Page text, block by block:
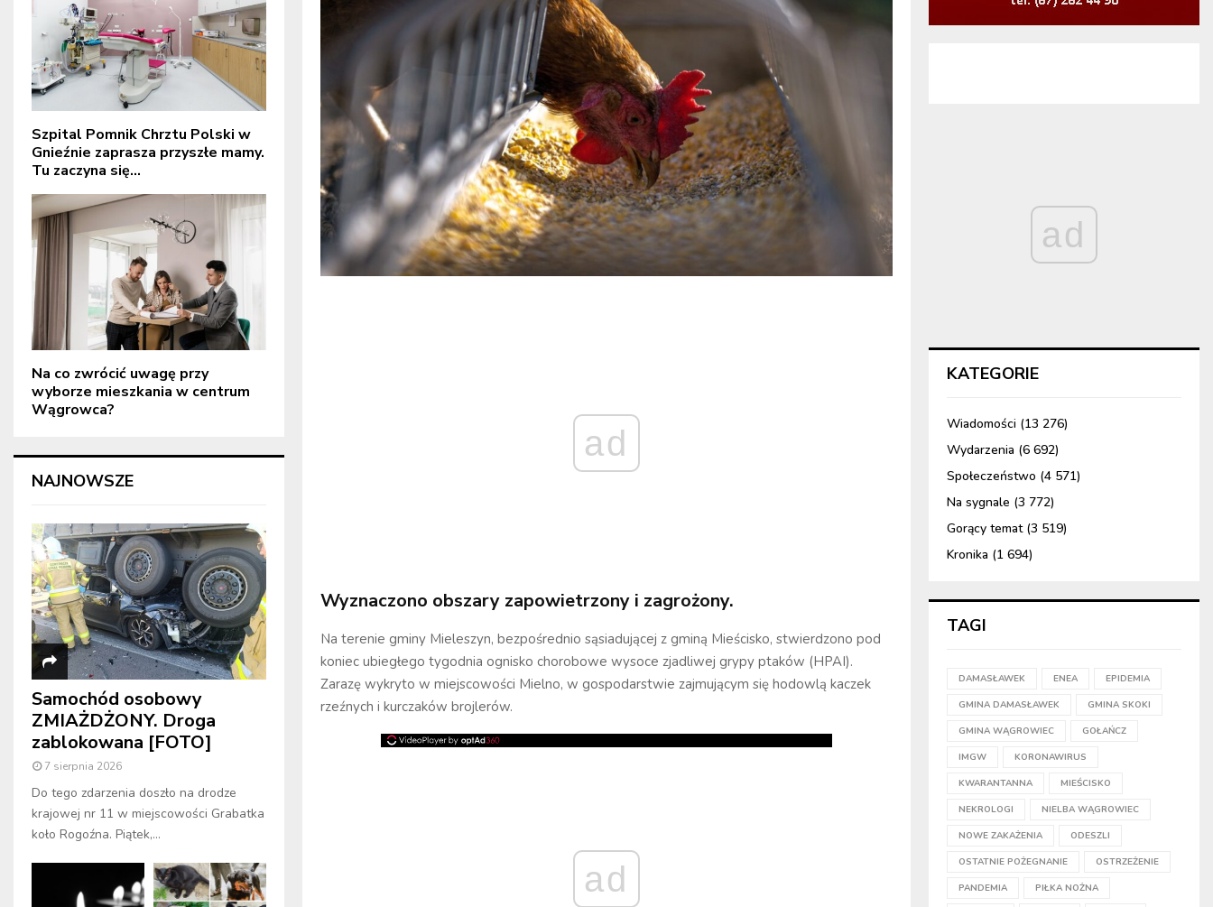
ad
Wyznaczono obszary zapowietrzony i zagrożony.
Na terenie gminy Mieleszyn, bezpośrednio sąsiadującej z gminą Mieścisko, stwierdzono pod
koniec ubiegłego tygodnia ognisko chorobowe wysoce zjadliwej grypy ptaków (HPAI).
Zarazę wykryto w miejscowości Mielno, w gospodarstwie zajmującym się hodowlą kaczek
rzeźnych i kurczaków brojlerów.
ad
Szpital Pomnik Chrztu Polski w
Gnieźnie zaprasza przyszłe mamy.
Tu zaczyna się...
Na co zwrócić uwagę przy
wyborze mieszkania w centrum
Wągrowca?
NAJNOWSZE
Samochód osobowy
ZMIAŻDŻONY. Droga
zablokowana [FOTO]
7 sierpnia 2026
Do tego zdarzenia doszło na drodze
krajowej nr 11 w miejscowości Grabatka
koło Rogoźna. Piątek,...
ad
KATEGORIE
Wiadomości (13 276)
Wydarzenia (6 692)
Społeczeństwo (4 571)
Na sygnale (3 772)
Gorący temat(3 519)
Kronika (1 694)
TAGI
DAMASŁAWEK ENEA EPIDEMIA
GMINA DAMASŁAWEK GMINA SKOKI
GMINA WĄGROWIEC GOŁAŃCZ
IMGW KORONAWIRUS
KWARANTANNA MIEŚCISKO
NEKROLOGI NIELBA WĄGROWIEC
NOWE ZAKAŻENIA ODESZLI
OSTATNIE POŻEGNANIE OSTRZEŻENIE
PANDEMIA PIŁKA NOŻNA